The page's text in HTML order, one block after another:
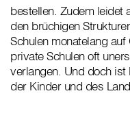
bestellen. Zudem leidet
den brüchigen
Schulen monatelang
private Schulen oft
verlangen. Und doch
der Kinder und des